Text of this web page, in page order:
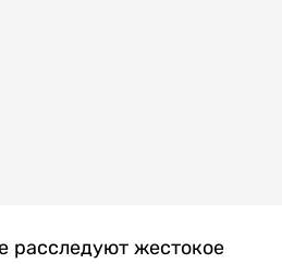
расследуют жестокое